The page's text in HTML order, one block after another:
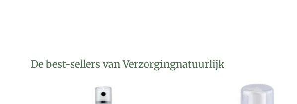
De best-sellers van Verzorgingnatuurlijk